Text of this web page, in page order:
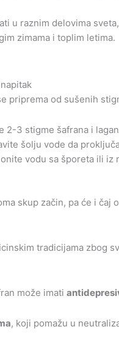
u raznim delovima
zimama i toplim letima.
priprema od sušenih
2-3 stigme šafrana i
šolju vode da
vodu sa šporeta ili iz
skup začin, pa će i
tradicijama zbog
može imati
, koji pomažu u